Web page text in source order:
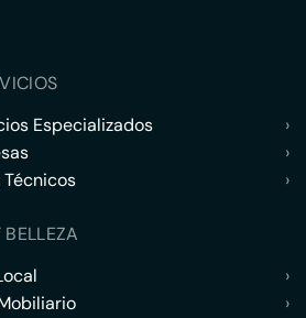
Especializados
›
›
›
›
›